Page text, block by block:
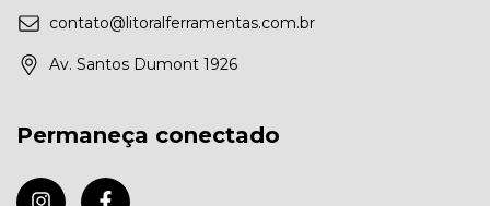
contato@litoralferramentas.com.br
Av. Santos Dumont 1926
Permaneça conectado